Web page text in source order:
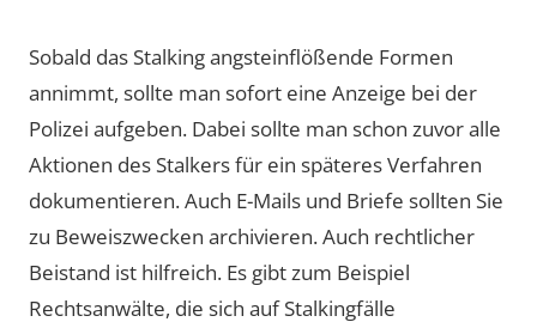
Sobald das Stalking angsteinflößende Formen
annimmt, sollte man sofort eine Anzeige bei der
Polizei aufgeben. Dabei sollte man schon zuvor alle
Aktionen des Stalkers für ein späteres Verfahren
dokumentieren. Auch E-Mails und Briefe sollten Sie
zu Beweiszwecken archivieren. Auch rechtlicher
Beistand ist hilfreich. Es gibt zum Beispiel
Rechtsanwälte, die sich auf Stalkingfälle